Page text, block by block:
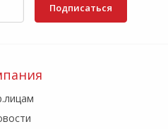
Подписаться